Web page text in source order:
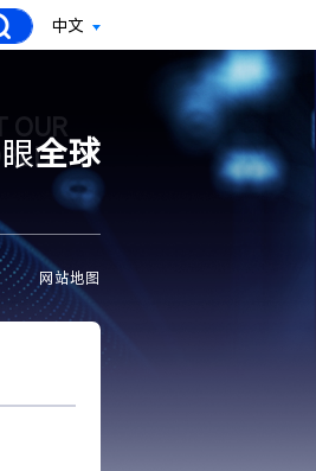
中文
OUR
全球
网站地图